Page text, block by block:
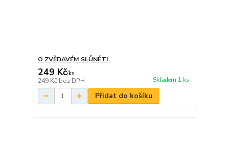
O ZVĚDAVÉM SLŮNĚTI
249 Kč/ks
249 Kč bez DPH Skladem 1 ks
Přidat do košíku